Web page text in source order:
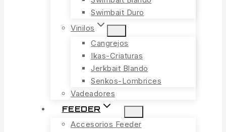
Swimbait Duro
Vinilos
Cangrejos
Ikas-Criaturas
Jerkbait Blando
Senkos-Lombrices
Vadeadores
FEEDER
Accesorios Feeder